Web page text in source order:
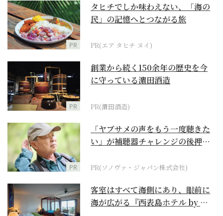
PR
タヒチでしか味わえない、「海の
民」の記憶へとつながる旅
PR(エア タヒチ ヌイ)
PR
創業から続く150余年の歴史を今
に守っている濵田酒造
PR(濵田酒造)
PR
「ヤブサメの声をもう一度聴きた
い」が補聴器チャレンジの後押し
PR(ソノヴァ・ジャパン株式会社)
客室はすべて海側にあり、眼前に
海が広がる『西表島ホテル by 星